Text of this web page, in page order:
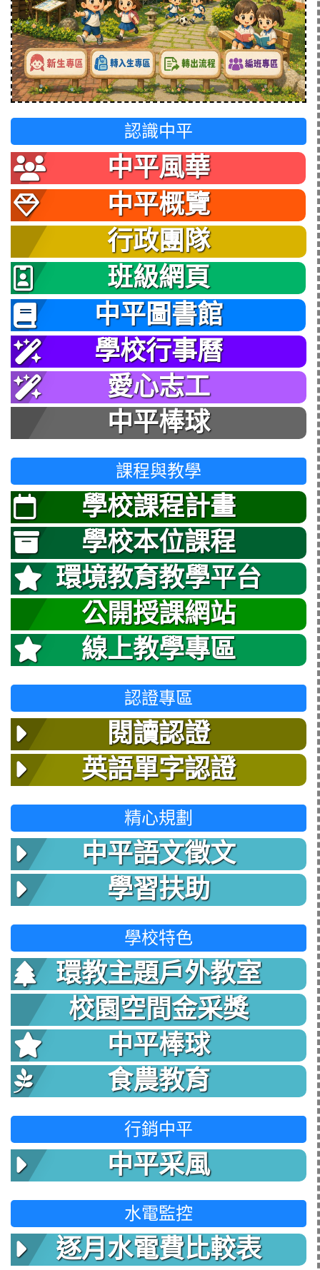
認識中平
中平風華
中平概覽
行政團隊
班級網頁
中平圖書館
學校行事曆
愛心志工
中平棒球
課程與教學
學校課程計畫
學校本位課程
環境教育教學平台
公開授課網站
線上教學專區
認證專區
閱讀認證
英語單字認證
精心規劃
中平語文徵文
學習扶助
學校特色
環教主題戶外教室
校園空間金采獎
中平棒球
食農教育
行銷中平
中平采風
水電監控
逐月水電費比較表